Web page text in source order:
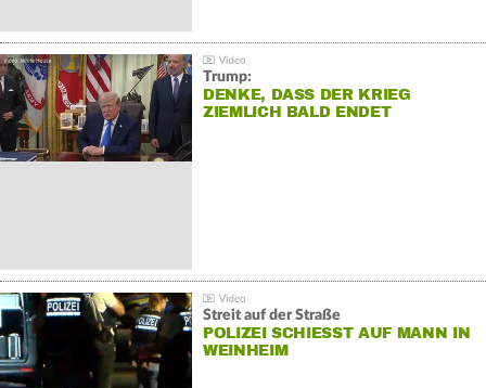
Trump:
DENKE, DASS DER KRIEG
ZIEMLICH BALD ENDET
Streit auf der Straße
POLIZEI SCHIESST AUF MANN IN W
EINHEIM